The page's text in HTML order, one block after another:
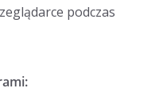
podczas